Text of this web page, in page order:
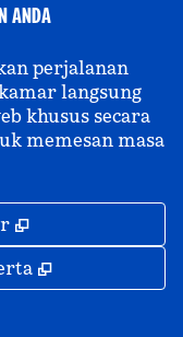
ANDA
perjalanan
langsung
khusus secara
memesan masa
,
,